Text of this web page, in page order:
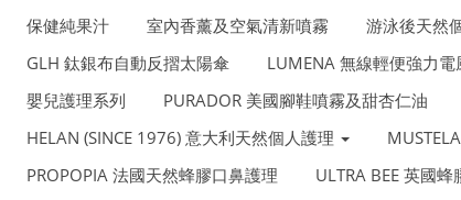
保健純果汁
室內香薰及空氣清新噴霧
游泳後天然
GLH 鈦銀布自動反摺太陽傘
LUMENA 無線輕便強力電
嬰兒護理系列
PURADOR 美國腳鞋噴霧及甜杏仁油
HELAN (SINCE 1976) 意大利天然個人護理
PROPOPIA 法國天然蜂膠口鼻護理
ULTRA BEE 英國